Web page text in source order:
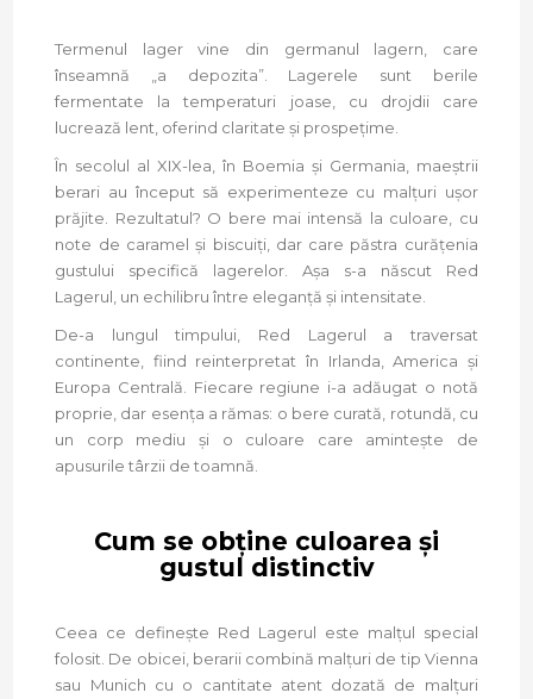
Termenul lager vine din germanul lagern, care
înseamnă „a depozita”. Lagerele sunt berile
fermentate la temperaturi joase, cu drojdii care
lucrează lent, oferind claritate și prospețime.
În secolul al XIX-lea, în Boemia și Germania, maeștrii
berari au început să experimenteze cu malțuri ușor
prăjite. Rezultatul? O bere mai intensă la culoare, cu
note de caramel și biscuiți, dar care păstra curățenia
gustului specifică lagerelor. Așa s-a născut Red
Lagerul, un echilibru între eleganță și intensitate.
De-a lungul timpului, Red Lagerul a traversat
continente, fiind reinterpretat în Irlanda, America și
Europa Centrală. Fiecare regiune i-a adăugat o notă
proprie, dar esența a rămas: o bere curată, rotundă, cu
un corp mediu și o culoare care amintește de
apusurile târzii de toamnă.
Cum se obține culoarea și
gustul distinctiv
Ceea ce definește Red Lagerul este malțul special
folosit. De obicei, berarii combină malțuri de tip Vienna
sau Munich cu o cantitate atent dozată de malțuri